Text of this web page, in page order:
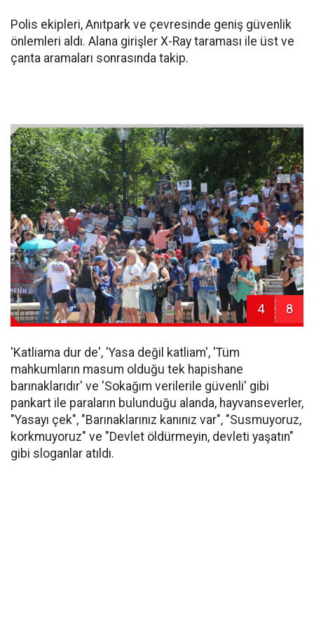
Polis ekipleri, Anıtpark ve çevresinde geniş güvenlik
önlemleri aldı. Alana girişler X-Ray taraması ile üst ve
çanta aramaları sonrasında takip.
4 8
'Katliama dur de', 'Yasa değil katliam', 'Tüm
mahkumların masum olduğu tek hapishane
barınaklarıdır' ve 'Sokağım verilerile güvenli' gibi
pankart ile paraların bulunduğu alanda, hayvanseverler,
"Yasayı çek", "Barınaklarınız kanınız var", "Susmuyoruz,
korkmuyoruz" ve "Devlet öldürmeyin, devleti yaşatın"
gibi sloganlar atıldı.